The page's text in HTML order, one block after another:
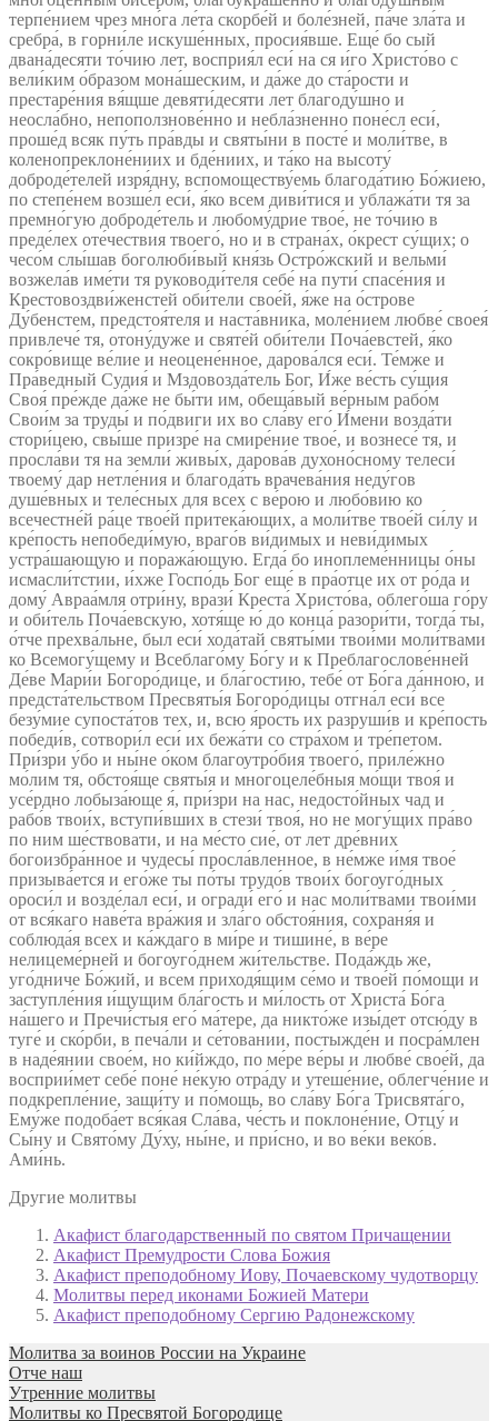
терпе́нием чрез мно́га ле́та скорбе́й и боле́зней, па́че зла́та и
сребра́, в горни́ле искуше́нных, просия́вше. Еще́ бо сый
двана́десяти то́чию лет, восприя́л еси́ на ся и́го Христо́во с
вели́ким о́бразом мона́шеским, и да́же до ста́рости и
престаре́ния вя́щше девяти́десяти лет благоду́шно и
неосла́бно, непоползнове́нно и небла́зненно поне́сл еси́,
проше́д всяк пу́ть пра́вды и святы́ни в посте́ и моли́тве, в
коленопреклоне́ниих и бде́ниих, и та́ко на высоту́
доброде́телей изря́дну, вспомоществу́емь благода́тию Бо́жиею,
по степе́нем возше́л еси́, я́ко всем диви́тися и ублажа́ти тя за
премно́гую доброде́тель и любому́дрие твое́, не то́чию в
преде́лех оте́чествия твоего́, но и в страна́х, о́крест су́щих; о
чесо́м слы́шав боголюби́вый кня́зь Остро́жский и вельми́
возжела́в име́ти тя руководи́теля себе́ на пути́ спасе́ния и
Крестовоздви́женстей оби́тели свое́й, я́же на о́строве
Ду́бенстем, предстоя́теля и наста́вника, моле́нием любве́ своея́
привлече́ тя, отону́дуже и святе́й оби́тели Поча́евстей, я́ко
сокро́вище ве́лие и неоцене́нное, дарова́лся еси́. Те́мже и
Пра́ведный Судия́ и Мздовозда́тель Бог, И́же ве́сть су́щия
Своя́ пре́жде да́же не бы́ти им, обеща́вый ве́рным рабо́м
Свои́м за труды́ и по́двиги их во сла́ву его́ И́мени возда́ти
стори́цею, свы́ше призре́ на смире́ние твое́, и вознесе́ тя, и
просла́ви тя на земли́ живы́х, дарова́в духоно́сному телеси́
твоему́ дар нетле́ния и благода́ть врачева́ния неду́гов
душе́вных и теле́сных для всех с ве́рою и любо́вию ко
всечестне́й ра́це твое́й притека́ющих, а моли́тве твое́й си́лу и
кре́пость непобеди́мую, враго́в ви́димых и неви́димых
устра́шающую и поража́ющую. Егда́ бо иноплеме́нницы о́ны
исмасли́тстии, и́хже Госпо́дь Бог еще́ в пра́отце их от ро́да и
дому́ Авраа́мля отри́ну, врази́ Креста́ Христо́ва, облего́ша го́ру
и оби́тель Поча́евскую, хотя́ще ю́ до конца́ разори́ти, тогда́ ты,
о́тче прехва́льне, был еси́ хода́тай святы́ми твои́ми моли́твами
ко Всемогу́щему и Всеблаго́му Бо́гу и к Преблагослове́нней
Де́ве Мари́и Богоро́дице, и бла́гостию, тебе́ от Бо́га да́нною, и
предста́тельством Пресвяты́я Богоро́дицы отгна́л еси́ все
безу́мие супоста́тов тех, и, всю я́рость их разруши́в и кре́пость
победи́в, сотвори́л еси́ их бежа́ти со стра́хом и тре́петом.
При́зри у́бо и ны́не о́ком благоутро́бия твоего́, приле́жно
мо́лим тя, обстоя́ще святы́я и многоцеле́бныя мо́щи твоя́ и
усе́рдно лобыза́юще я́, при́зри на нас, недосто́йных чад и
рабо́в твои́х, вступи́вших в стези́ твоя́, но не могу́щих пра́во
по ним ше́ствовати, и на ме́сто сие́, от лет дре́вних
богоизбра́нное и чудесы́ просла́вленное, в не́мже и́мя твое́
призыва́ется и его́же ты по́ты трудо́в твои́х богоуго́дных
ороси́л и возде́лал еси́, и огради́ его́ и нас моли́твами твои́ми
от вся́каго наве́та вра́жия и зла́го обстоя́ния, сохраня́я и
соблюда́я всех и ка́ждаго в ми́ре и тишине́, в ве́ре
нелицеме́рней и богоуго́днем жи́тельстве. Пода́ждь же,
уго́дниче Бо́жий, и всем приходя́щим се́мо и твое́й по́мощи и
заступле́ния и́щущим бла́гость и ми́лость от Христа́ Бо́га
на́шего и Пречи́стыя его́ ма́тере, да никто́же изы́дет отсю́ду в
туге́ и ско́рби, в печа́ли и се́товании, постыжде́н и посра́млен
в наде́янии свое́м, но ки́йждо, по ме́ре ве́ры и любве́ свое́й, да
восприи́мет себе́ поне́ не́кую отра́ду и утеше́ние, облегче́ние и
подкрепле́ние, защи́ту и по́мощь, во сла́ву Бо́га Трисвята́го,
Ему́же подоба́ет вся́кая Сла́ва, че́сть и поклоне́ние, Отцу́ и
Сы́ну и Свято́му Ду́ху, ны́не, и при́сно, и во ве́ки веко́в.
Ами́нь.
Другие молитвы
Акафист благодарственный по святом Причащении
Акафист Премудрости Слова Божия
Акафист преподобному Иову, Почаевскому чудотворцу
Молитвы перед иконами Божией Матери
Акафист преподобному Сергию Радонежскому
Молитва за воинов России на Украине
Отче наш
Утренние молитвы
Молитвы ко Пресвятой Богородице